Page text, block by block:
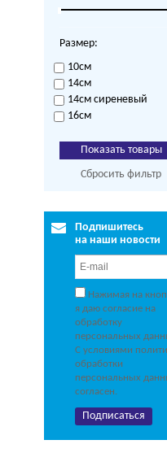
Размер:
10см
14см
14см сиреневый
16см
Сбросить фильтр
Подпишитесь
на наши новости
Нажимая на
я даю согласие на
обработку
персональных
С условиями
обработки
персональных
согласен.